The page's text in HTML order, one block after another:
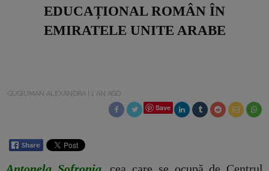
EDUCAȚIONAL ROMÂN ÎN
EMIRATELE UNITE ARABE
GUGIUMAN ALEXANDRA 1 AN AGO
Save